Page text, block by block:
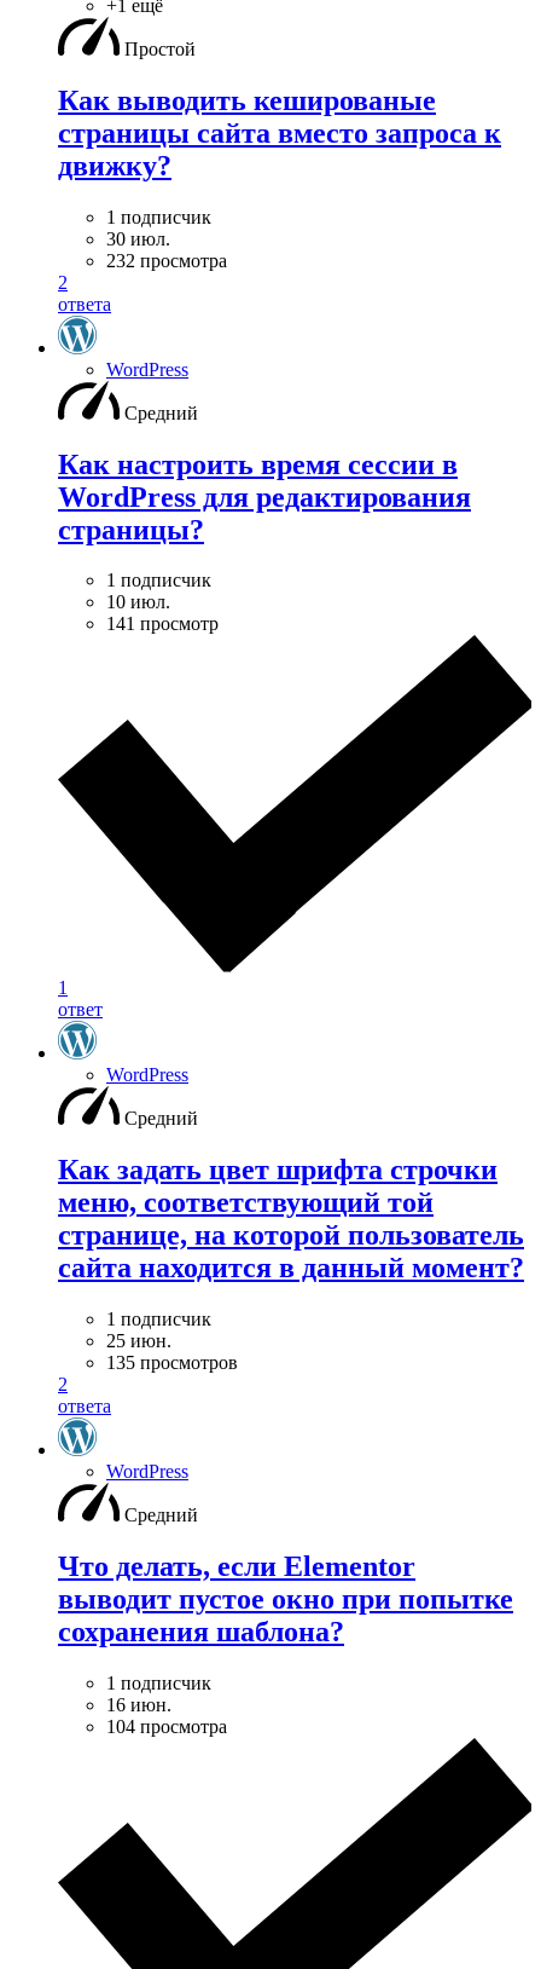
+1 ещё
Простой
Как выводить кешированые
страницы сайта вместо запроса к
движку?
1 подписчик
30 июл.
232 просмотра
2
ответа
WordPress
Средний
Как настроить время сессии в
WordPress для редактирования
страницы?
1 подписчик
10 июл.
141 просмотр
1
ответ
WordPress
Средний
Как задать цвет шрифта строчки
меню, соответствующий той
странице, на которой пользователь
сайта находится в данный момент?
1 подписчик
25 июн.
135 просмотров
2
ответа
WordPress
Средний
Что делать, если Elementor
выводит пустое окно при попытке
сохранения шаблона?
1 подписчик
16 июн.
104 просмотра